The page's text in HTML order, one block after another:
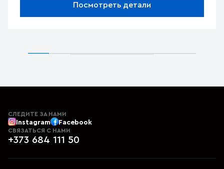
Посмотреть детали
СЛЕДИТЕ ЗА НАМИ
Instagram Facebook
СВЯЗАТЬСЯ С НАМИ
+373 684 111 50